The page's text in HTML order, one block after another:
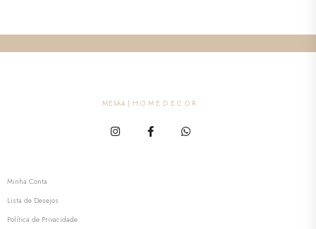
MESA4 | H O M E D E C O R
Minha Conta
Lista de Desejos
Política de Privacidade